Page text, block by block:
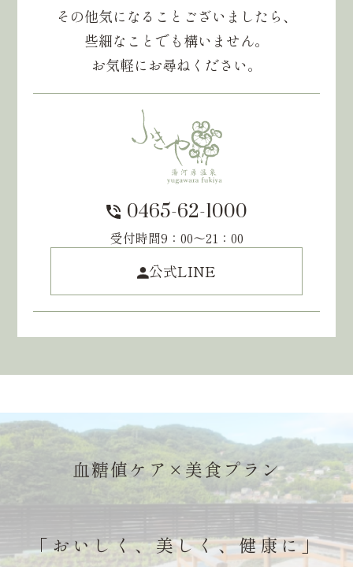
その他気になること ございましたら、
些細なことでも構いません。
お気軽にお尋ねください。
0465-62-1000
受付時間9：00〜21：00
公式LINE
血糖値ケア×美食プラン
「おいしく、美しく、健康に」